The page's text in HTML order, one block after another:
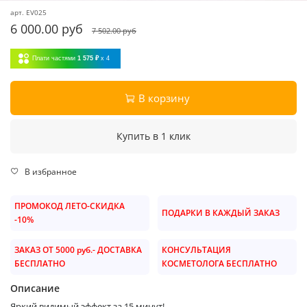
арт. EV025
6 000.00 руб 7 502.00 руб
Плати частями 1 575 ₽ x 4
В корзину
Купить в 1 клик
В избранное
ПРОМОКОД ЛЕТО-СКИДКА
-10%
ПОДАРКИ В КАЖДЫЙ ЗАКАЗ
ЗАКАЗ ОТ 5000 руб.- ДОСТАВКА
БЕСПЛАТНО
КОНСУЛЬТАЦИЯ
КОСМЕТОЛОГА БЕСПЛАТНО
Описание